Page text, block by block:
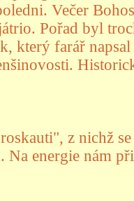
Večer
Pořad byl
který farář
z nichž
Na energie nám